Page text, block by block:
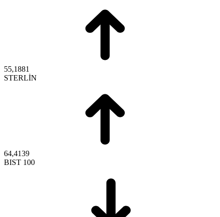
55,1881
STERLİN
64,4139
BIST 100